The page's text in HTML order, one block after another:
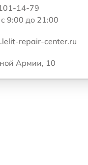
14-79
9:00 до 21:00
repair-center.ru
Армии, 10